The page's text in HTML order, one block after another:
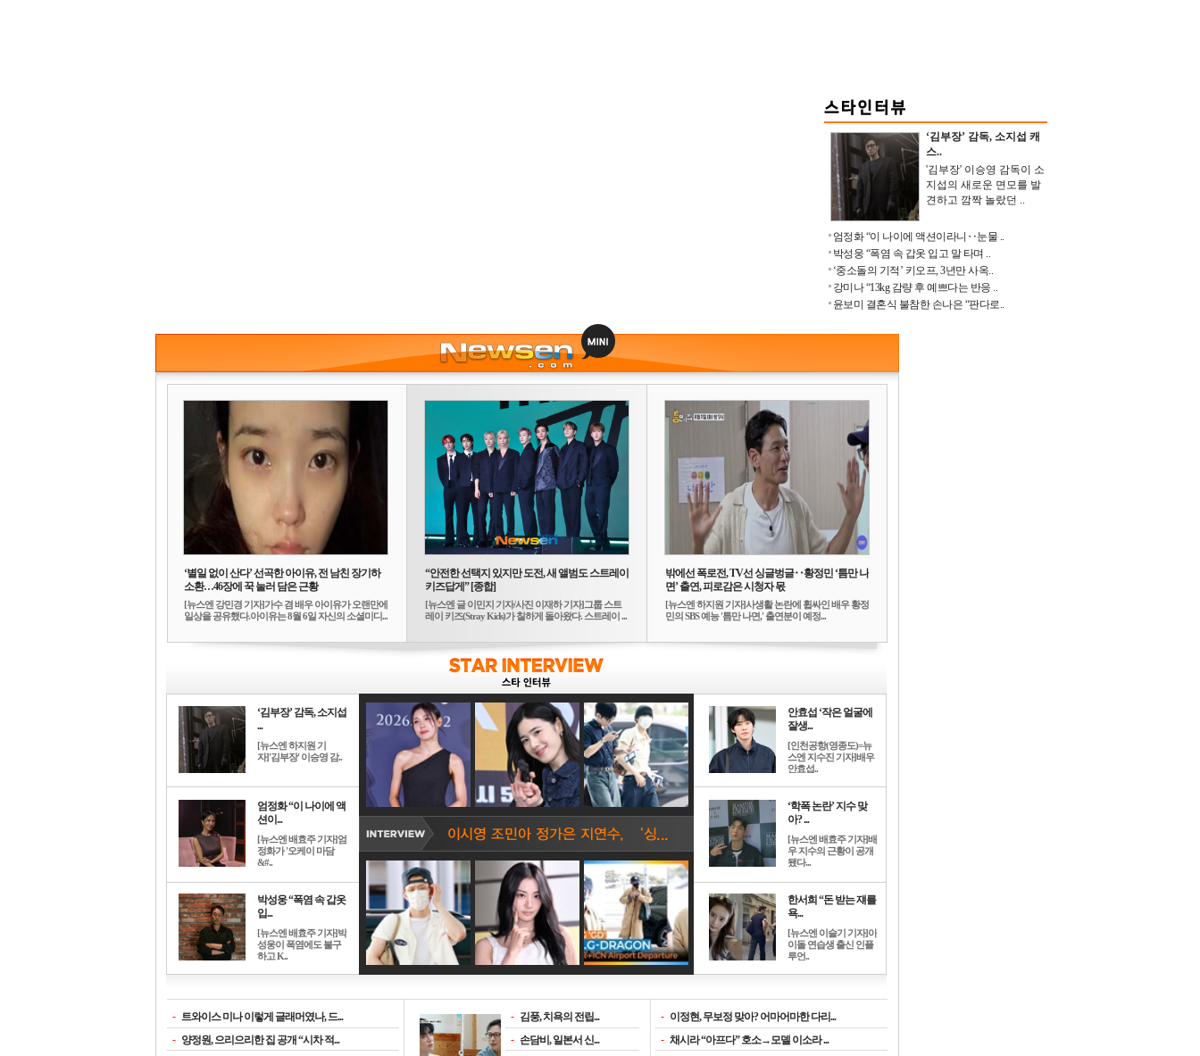
‘김부장’ 감독, 소지섭 캐
스..
'김부장' 이승영 감독이 소
지섭의 새로운 면모를 발
견하고 깜짝 놀랐던 ..
엄정화 “이 나이에 액션이라니‥눈물 ..
박성웅 “폭염 속 갑옷 입고 말 타며 ..
‘중소돌의 기적’ 키오프, 3년만 사옥..
강미나 “13kg 감량 후 예쁘다는 반응 ..
윤보미 결혼식 불참한 손나은 “판다로..
‘별일 없이 산다’ 선곡한 아이유, 전 남친 장기하
소환…46장에 꾹 눌러 담은 근황
[뉴스엔 강민경 기자]가수 겸 배우 아이유가 오랜만에
일상을 공유했다.아이유는 8월 6일 자신의 소셜미디...
“안전한 선택지 있지만 도전, 새 앨범도 스트레이
키즈답게” [종합]
[뉴스엔 글 이민지 기자/사진 이재하 기자]그룹 스트
레이 키즈(Stray Kids)가 칠하게 돌아왔다. 스트레이 ...
밖에선 폭로전, TV선 싱글벙글‥황정민 ‘틈만 나
면’ 출연, 피로감은 시청자 몫
[뉴스엔 하지원 기자]사생활 논란에 휩싸인 배우 황정
민의 SBS 예능 '틈만 나면,' 출연분이 예정...
‘김부장’ 감독, 소지섭
...
[뉴스엔 하지원 기
자]'김부장' 이승영 감..
엄정화 “이 나이에 액
션이...
[뉴스엔 배효주 기자]엄
정화가 '오케이 마담
&#..
박성웅 “폭염 속 갑옷
입...
[뉴스엔 배효주 기자]박
성웅이 폭염에도 불구
하고 K..
안효섭 ‘작은 얼굴에
잘생...
[인천공항(영종도)=뉴
스엔 지수진 기자]배우
안효섭..
‘학폭 논란’ 지수 맞
아? ...
[뉴스엔 배효주 기자]배
우 지수의 근황이 공개
됐다...
한서희 “돈 받는 쟤를
욕...
[뉴스엔 이슬기 기자]아
이돌 연습생 출신 인플
루언..
- 트와이스 미나 이렇게 글래머였나, 드...
- 양정원, 으리으리한 집 공개 “시차 적...
- 김풍, 치욕의 전립...
- 손담비, 일본서 신...
- 이정현, 무보정 맞아? 어마어마한 다리...
- 채시라 “아프다” 호소→모델 이소라 ...